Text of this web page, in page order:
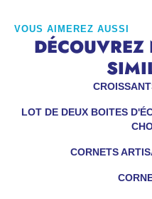
VOUS AIMEREZ AUSSI
LOT DE DEUX BOITES
CORNETS